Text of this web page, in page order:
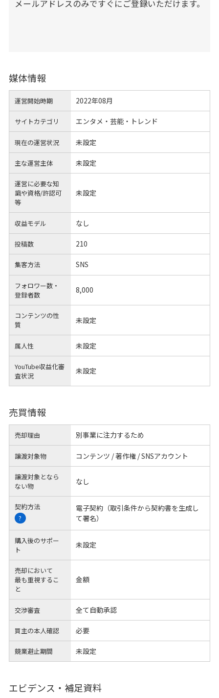
メールアドレスのみですぐにご登録いただけます。
媒体情報
運営開始時期 2022年08月
サイトカテゴリ エンタメ・芸能・トレンド
現在の運営状況 未設定
主な運営主体 未設定
運営に必要な知
識や資格/許認可
等
未設定
収益モデル なし
投稿数 210
集客方法 SNS
フォロワー数・
登録者数
8,000
コンテンツの性
質
未設定
属人性 未設定
YouTube収益化審
査状況
未設定
売買情報
売却理由 別事業に注力するため
譲渡対象物 コンテンツ / 著作権 / SNSアカウント
譲渡対象となら
ない物
なし
契約方法
?
電子契約（取引条件から契約書を生成し
て署名）
購入後のサポー
ト
未設定
売却において
最も重視するこ
と
金額
交渉審査 全て自動承認
買主の本人確認 必要
競業避止期間 未設定
エビデンス・補足資料